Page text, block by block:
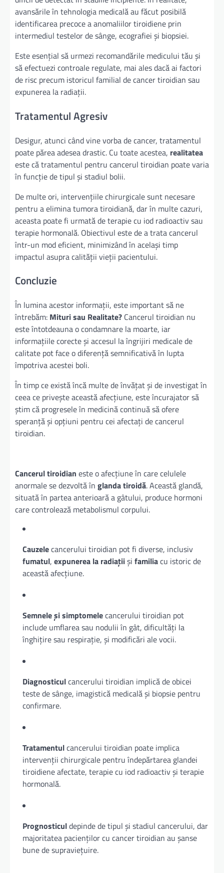
avansările în tehnologia medicală au făcut posibilă
identificarea precoce a anomaliilor tiroidiene prin
intermediul testelor de sânge, ecografiei și biopsiei.
Este esențial să urmezi recomandările medicului tău și
să efectuezi controale regulate, mai ales dacă ai factori
de risc precum istoricul familial de cancer tiroidian sau
expunerea la radiații.
Tratamentul Agresiv
Desigur, atunci când vine vorba de cancer, tratamentul
poate părea adesea drastic. Cu toate acestea, realitatea
este că tratamentul pentru cancerul tiroidian poate varia
în funcție de tipul și stadiul bolii.
De multe ori, intervențiile chirurgicale sunt necesare
pentru a elimina tumora tiroidiană, dar în multe cazuri,
aceasta poate fi urmată de terapie cu iod radioactiv sau
terapie hormonală. Obiectivul este de a trata cancerul
într-un mod eficient, minimizând în același timp
impactul asupra calității vieții pacientului.
Concluzie
În lumina acestor informații, este important să ne
întrebăm: Mituri sau Realitate? Cancerul tiroidian nu
este întotdeauna o condamnare la moarte, iar
informațiile corecte și accesul la îngrijiri medicale de
calitate pot face o diferență semnificativă în lupta
împotriva acestei boli.
În timp ce există încă multe de învățat și de investigat în
ceea ce privește această afecțiune, este încurajator să
știm că progresele în medicină continuă să ofere
speranță și opțiuni pentru cei afectați de cancerul
tiroidian.
Cancerul tiroidian este o afecțiune în care celulele
anormale se dezvoltă în glanda tiroidă. Această glandă,
situată în partea anterioară a gâtului, produce hormoni
care controlează metabolismul corpului.
Cauzelecancerului tiroidian pot fi diverse, inclusiv
fumatul, expunerea la radiațiiși familiacu istoric de
această afecțiune.
Semnele și simptomelecancerului tiroidian pot
include umflarea sau nodulii în gât, dificultăți la
înghițire sau respirație, și modificări ale vocii.
Diagnosticulcancerului tiroidian implică de obicei
teste de sânge, imagistică medicală și biopsie pentru
confirmare.
Tratamentulcancerului tiroidian poate implica
intervenții chirurgicale pentru îndepărtarea glandei
tiroidiene afectate, terapie cu iod radioactiv și terapie
hormonală.
Prognosticuldepinde de tipul și stadiul cancerului, dar
majoritatea pacienților cu cancer tiroidian au șanse
bune de supraviețuire.